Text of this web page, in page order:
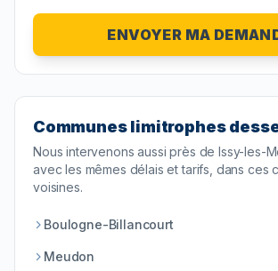
ENVOYER MA
Communes limitrophes
Nous intervenons aussi près deIssy-les-
avec les mêmes délais et tarifs, dans ces
voisines.
Boulogne-Billancourt
Meudon